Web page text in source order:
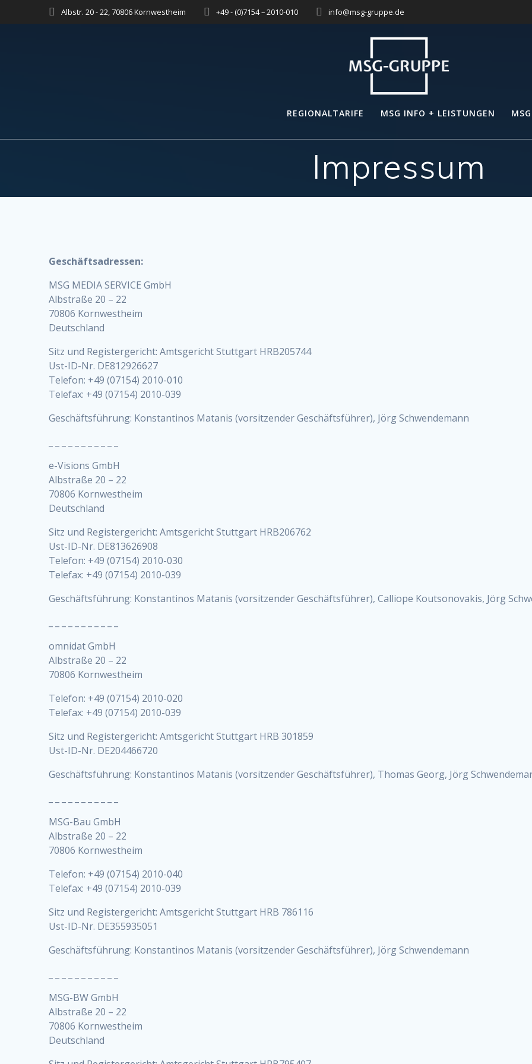
Albstr. 20 - 22, 70806 Kornwestheim +49 - (0)7154 – 2010-010 info@msg-gruppe.de
REGIONALTARIFE MSG INFO + LEISTUNGEN
Impressum
Geschäftsadressen:
MSG MEDIA SERVICE GmbH
Albstraße 20 – 22
70806 Kornwestheim
Deutschland
Sitz und Registergericht: Amtsgericht Stuttgart HRB205744
Ust-ID-Nr. DE812926627
Telefon: +49 (07154) 2010-010
Telefax: +49 (07154) 2010-039
Geschäftsführung: Konstantinos Matanis (vorsitzender Geschäftsführer), Jörg Schwendemann
e-Visions GmbH
Albstraße 20 – 22
70806 Kornwestheim
Deutschland
Sitz und Registergericht: Amtsgericht Stuttgart HRB206762
Ust-ID-Nr. DE813626908
Telefon: +49 (07154) 2010-030
Telefax: +49 (07154) 2010-039
Geschäftsführung: Konstantinos Matanis (vorsitzender Geschäftsführer), Calliope Koutsonovakis, Jörg
omnidat GmbH
Albstraße 20 – 22
70806 Kornwestheim
Telefon: +49 (07154) 2010-020
Telefax: +49 (07154) 2010-039
Sitz und Registergericht: Amtsgericht Stuttgart HRB 301859
Ust-ID-Nr. DE204466720
Geschäftsführung: Konstantinos Matanis (vorsitzender Geschäftsführer), Thomas Georg, Jörg
MSG-Bau GmbH
Albstraße 20 – 22
70806 Kornwestheim
Telefon: +49 (07154) 2010-040
Telefax: +49 (07154) 2010-039
Sitz und Registergericht: Amtsgericht Stuttgart HRB 786116
Ust-ID-Nr. DE355935051
Geschäftsführung: Konstantinos Matanis (vorsitzender Geschäftsführer), Jörg Schwendemann
MSG-BW GmbH
Albstraße 20 – 22
70806 Kornwestheim
Deutschland